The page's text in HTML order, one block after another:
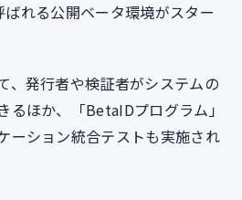
ばれる公開ベータ環境がスター
、発行者や検証者がシステムの
るほか、「BetaIDプログラム」
ーション統合テストも実施され